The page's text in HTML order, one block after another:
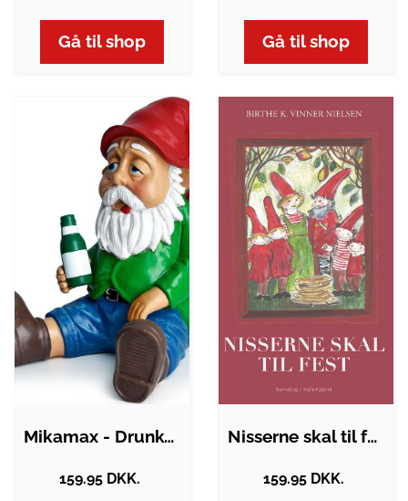
Gå til shop Gå til shop
Mikamax - Drunken Gnomes Wasted -…
159.95 DKK.
Nisserne skal til fest
159.95 DKK.